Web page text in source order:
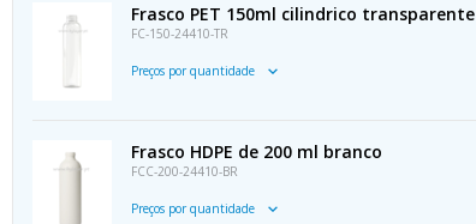
Frasco PET 150ml cilindrico transparente
FC-150-24410-TR
Preços por quantidade
Frasco HDPE de 200 ml branco
FCC-200-24410-BR
Preços por quantidade